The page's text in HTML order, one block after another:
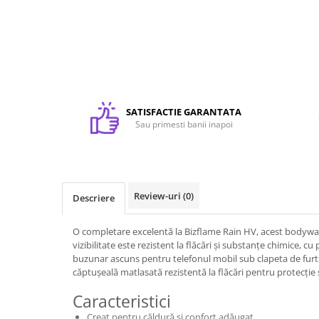
Sisteme de afisare
Sticle termice, Termosuri, Cani
Echipamente de lucru si protectie
Marcare autovehicule
SATISFACTIE GARANTATA
Sau primesti banii inapoi
Descriere Review-uri (0)
O completare excelentă la Bizflame Rain HV, acest
vizibilitate este rezistent la flăcări și substanțe chimice,
buzunar ascuns pentru telefonul mobil sub clapeta de
căptușeală matlasată rezistentă la flăcări pentru
Caracteristici